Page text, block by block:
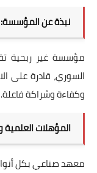
نبذة عن المؤسسة:
مؤسسة غير ربحية
السوري، قادرة على
وكفاءة وشراكة فاعلة.
المؤهلات العلمية
معهد صناعي بكل